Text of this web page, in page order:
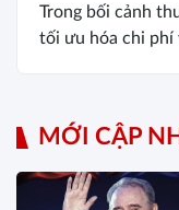
Trong bối cảnh
tối ưu hóa chi phí
MỚI CẬP